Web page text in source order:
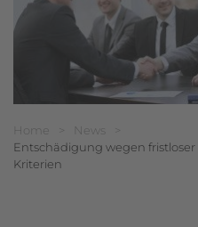
Sie befinden sich hier:
Home News
Entschädigung wegen fristloser
Kriterien